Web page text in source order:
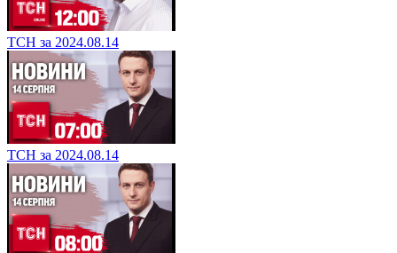
ТСН за 2024.08.14
ТСН за 2024.08.14